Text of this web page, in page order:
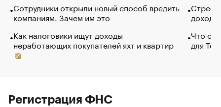
Сотрудники открыли новый способ вредить
компаниям. Зачем им это
Как налоговики ищут доходы
неработающих покупателей яхт и квартир
Что
для
Регистрация ФНС